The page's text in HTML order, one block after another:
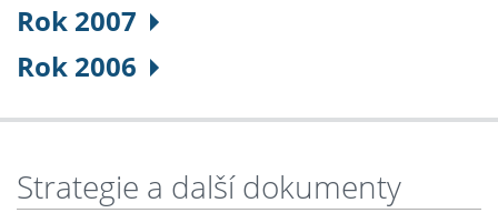
Rok 2007
Rok 2006
Strategie a další dokumenty